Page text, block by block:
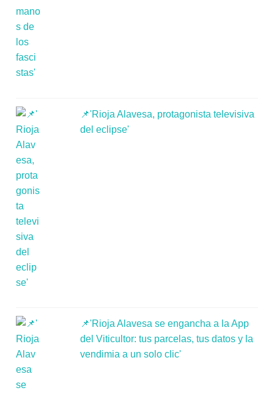
📌'Rioja Alavesa, protagonista televisiva
del eclipse'
📌'Rioja Alavesa se engancha a la App
del Viticultor: tus parcelas, tus datos y la
vendimia a un solo clic'